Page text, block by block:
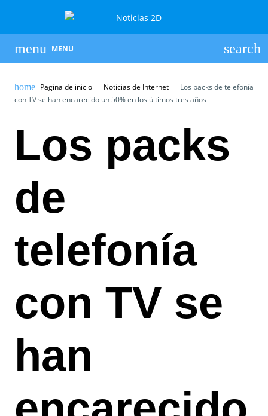
MENU
Pagina de inicio Noticias de Internet
Los packs de telefonía
con TV se han encarecido un 50% en los últimos tres años
Los packs
de
telefonía
con TV se
han